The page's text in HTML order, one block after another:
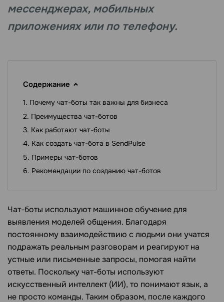
мессенджерах, мобильных
приложениях или по телефону.
Содержание
Почему чат-боты так важны для бизнеса
Преимущества чат-ботов
Как работают чат-боты
Как создать чат-бота в SendPulse
Примеры чат-ботов
Рекомендации по созданию чат-ботов
Чат-боты используют машинное обучение для
выявления моделей общения. Благодаря
постоянному взаимодействию с людьми они учатся
подражать реальным разговорам и реагируют на
устные или письменные запросы, помогая найти
ответы. Поскольку чат-боты используют
искусственный интеллект (ИИ), то понимают язык, а
не просто команды. Таким образом, после каждого